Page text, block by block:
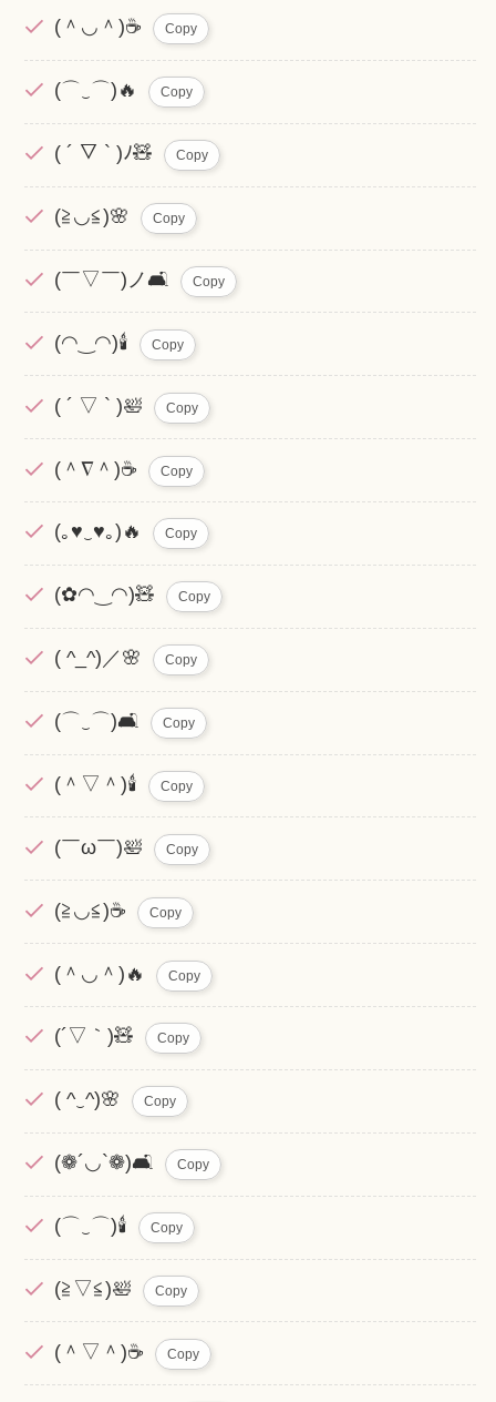
(＾◡＾)☕ Copy
(⌒‿⌒)🔥 Copy
( ´ ▽ ` )ﾉ🧸 Copy
(≧◡≦)🌸 Copy
(￣▽￣)ノ🛋️ Copy
(◠‿◠)🕯️ Copy
( ´ ▽ ` )🛀 Copy
(＾∇＾)☕ Copy
(｡♥‿♥｡)🔥 Copy
(✿◠‿◠)🧸 Copy
( ^_^)／🌸 Copy
(⌒‿⌒)🛋️ Copy
(＾▽＾)🕯️ Copy
(￣ω￣)🛀 Copy
(≧◡≦)☕ Copy
(＾◡＾)🔥 Copy
(´▽｀)🧸 Copy
( ^‿^)🌸 Copy
(❁´◡`❁)🛋️ Copy
(⌒‿⌒)🕯️ Copy
(≧▽≦)🛀 Copy
(＾▽＾)☕ Copy